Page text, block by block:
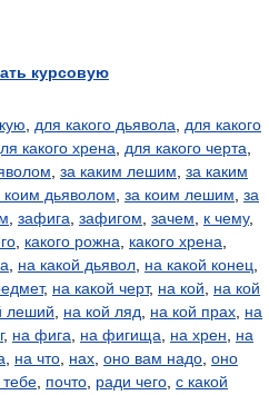
курсовую
для какого дьявола
для какого
какого хрена для какого черта
за каким лешим за каким
коим дьяволом за коим лешим за
зафига зафигом зачем к чему,
какого рожна какого хрена
на какой дьявол на какой конец
, на какой черт, на кой
на кой
леший на кой ляд на кой прах на
, на фига на фигища на хрен
на
на что нах оно вам надо оно
тебе почто ради чего с какой